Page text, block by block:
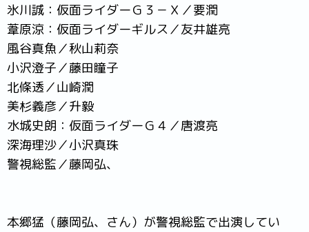
氷川誠：仮面ライダーＧ３－Ｘ／要潤
葦原涼：仮面ライダーギルス／友井雄亮
風谷真魚／秋山莉奈
小沢澄子／藤田瞳子
北條透／山崎潤
美杉義彦／升毅
水城史朗：仮面ライダーＧ４／唐渡亮
深海理沙／小沢真珠
警視総監／藤岡弘、
本郷猛（藤岡弘、さん）が警視総監で出演してい